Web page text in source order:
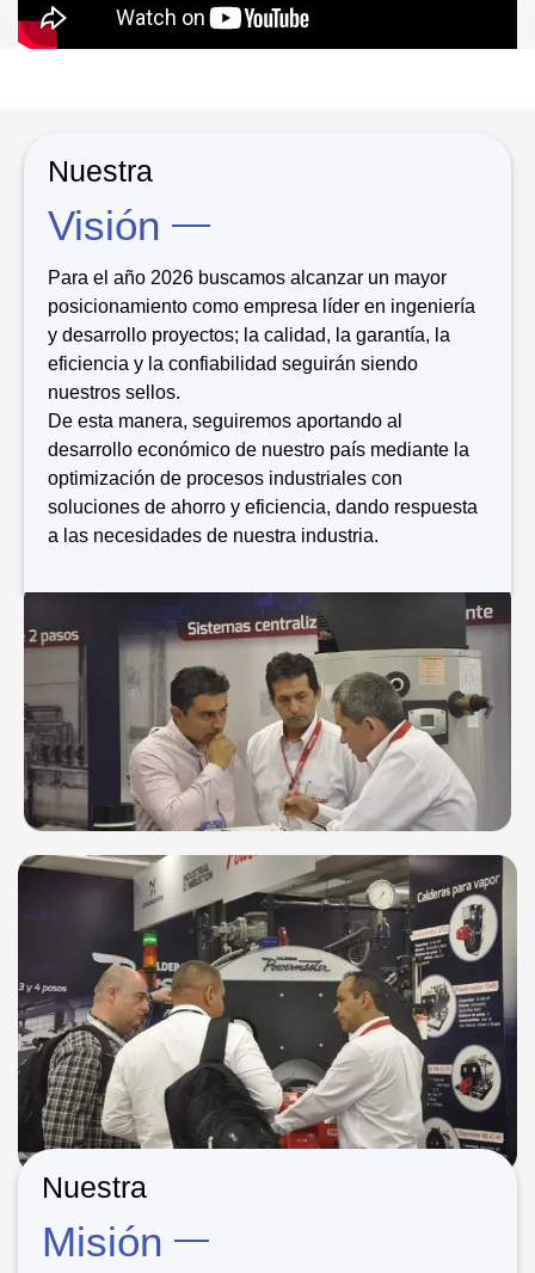
Nuestra
Visión
Para el año 2026 buscamos alcanzar un mayor
posicionamiento como empresa líder en ingeniería
y desarrollo proyectos; la calidad, la garantía, la
eficiencia y la confiabilidad seguirán siendo
nuestros sellos.
De esta manera, seguiremos aportando al
desarrollo económico de nuestro país mediante la
optimización de procesos industriales con
soluciones de ahorro y eficiencia, dando respuesta
a las necesidades de nuestra industria.
Nuestra
Misión